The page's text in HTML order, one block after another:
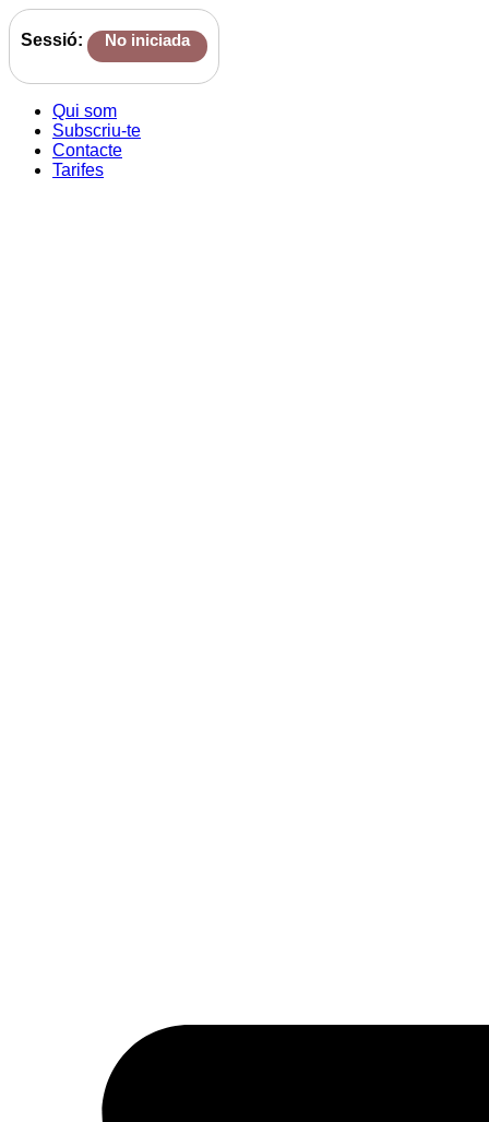
Sessió: No iniciada
Qui som
Subscriu-te
Contacte
Tarifes